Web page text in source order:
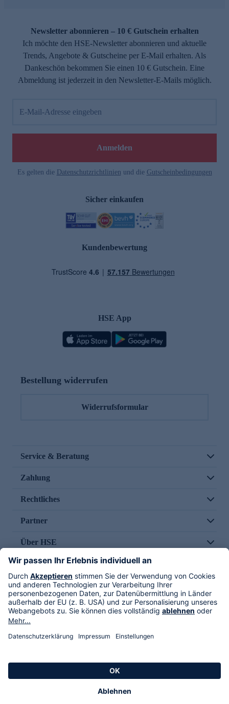
Newsletter abonnieren – 10 € Gutschein erhalten
Ich möchte den HSE-Newsletter abonnieren und aktuelle
Trends, Angebote & Gutscheine per E-Mail erhalten. Als
Dankeschön bekommen Sie einen 10 € Gutschein. Eine
Abmeldung ist jederzeit in den Newsletter-E-Mails möglich.
E-Mail-Adresse eingeben
Anmelden
Es gelten die Datenschutzrichtlinien und die Gutscheinbedingungen
Sicher einkaufen
Kundenbewertung
HSE App
Bestellung widerrufen
Widerrufsformular
Service & Beratung
Zahlung
Rechtliches
Partner
Über HSE
Im TV
HSE International